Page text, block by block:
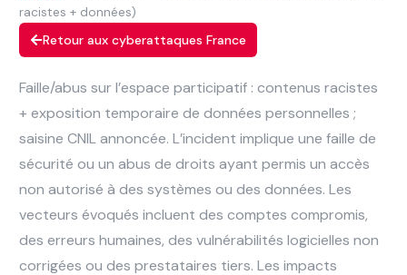
racistes + données)
Retour aux cyberattaques France
Faille/abus sur l’espace participatif : contenus racistes
+ exposition temporaire de données personnelles ;
saisine CNIL annoncée. L’incident implique une faille de
sécurité ou un abus de droits ayant permis un accès
non autorisé à des systèmes ou des données. Les
vecteurs évoqués incluent des comptes compromis,
des erreurs humaines, des vulnérabilités logicielles non
corrigées ou des prestataires tiers. Les impacts